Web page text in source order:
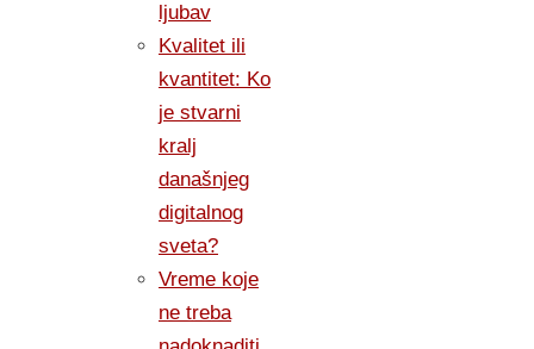
ljubav
Kvalitet ili
kvantitet: Ko
je stvarni
kralj
današnjeg
digitalnog
sveta?
Vreme koje
ne treba